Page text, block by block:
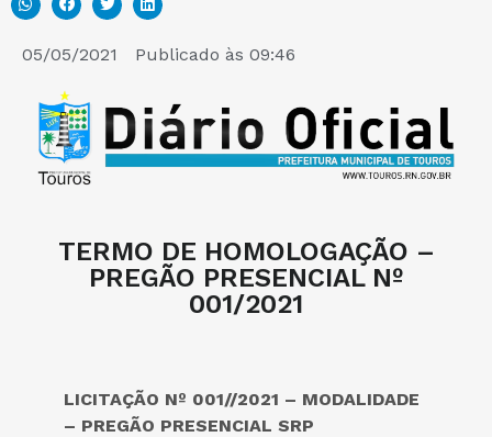
05/05/2021 Publicado às 09:46
TERMO DE HOMOLOGAÇÃO –
PREGÃO PRESENCIAL Nº
001/2021
LICITAÇÃO Nº 001//2021 – MODALIDADE
– PREGÃO PRESENCIAL SRP
E-SIC
PERGUNTAS FREQUENTES